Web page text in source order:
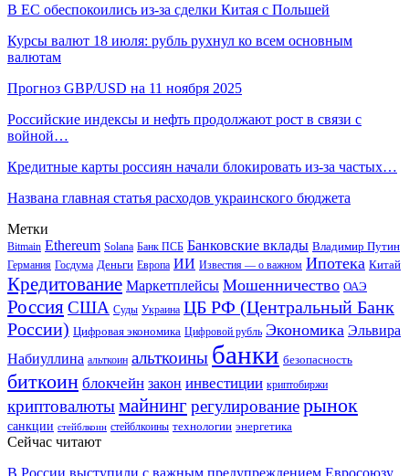
В ЕС обеспокоились из-за сделки Китая с Польшей
Курсы валют 18 июля: рубль рухнул ко всем основным
валютам
Прогноз GBP/USD на 11 ноября 2025
Российские индексы и нефть продолжают рост в связи с
войной…
Кредитные карты россиян начали блокировать из-за частых…
Названа главная статья расходов украинского бюджета
Метки
Bitmain Ethereum Solana Банк ПСБ Банковские вклады Владимир Путин
Германия Госдума Деньги Европа ИИ Известия — о важном Ипотека Китай
Кредитование Маркетплейсы Мошенничество ОАЭ
РоссияСША Суды Украина ЦБ РФ (Центральный Банк
России) Цифровая экономика Цифровой рубль Экономика Эльвира
Набиуллина альткоин альткоины банки безопасность
биткоин блокчейн закон инвестиции криптобиржи
криптовалютымайнинг регулированиерынок
санкции стейблкоин стейблкоины технологии энергетика
Сейчас читают
В России выступили с важным предупреждением Евросоюзу